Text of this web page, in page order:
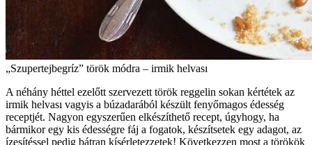
„Szupertejbegríz” török módra – irmik helvası
A néhány héttel ezelőtt szervezett török reggelin sokan kértétek az
irmik helvası vagyis a búzadarából készült fenyőmagos édesség
receptjét. Nagyon egyszerűen elkészíthető recept, úgyhogy, ha
bármikor egy kis édességre fáj a fogatok, készítsetek egy adagot, az
ízesítéssel pedig bátran kísérletezzetek! Következzen most a törökök